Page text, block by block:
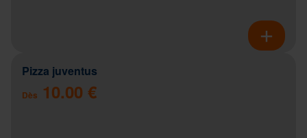
Pizza juventus
Dès 10.00 €